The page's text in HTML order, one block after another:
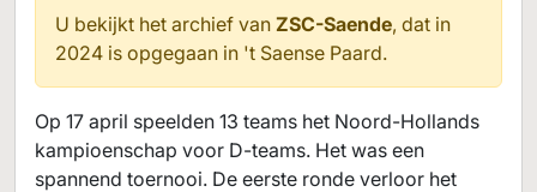
U bekijkt het archief van ZSC-Saende, dat in
2024 is opgegaan in 't Saense Paard.
Op 17 april speelden 13 teams het Noord-Hollands
kampioenschap voor D-teams. Het was een
spannend toernooi. De eerste ronde verloor het